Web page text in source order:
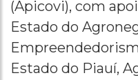
(Apicovi), com
Estado do
Estado do Piauí,